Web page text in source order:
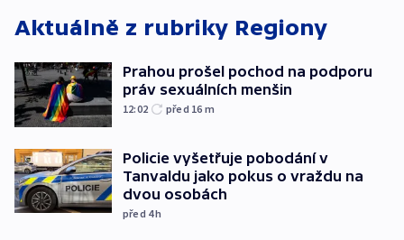
Aktuálně z rubriky Regiony
Prahou prošel pochod na podporu
práv sexuálních menšin
12:02 před 16 m
Policie vyšetřuje pobodání v
Tanvaldu jako pokus o vraždu na
dvou osobách
před 4h